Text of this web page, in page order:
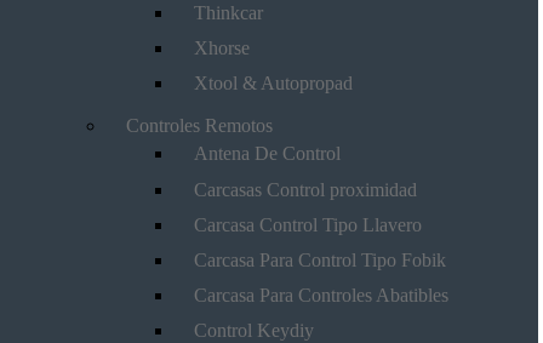
Thinkcar
Xhorse
Xtool & Autopropad
Controles Remotos
Antena De Control
Carcasas Control proximidad
Carcasa Control Tipo Llavero
Carcasa Para Control Tipo Fobik
Carcasa Para Controles Abatibles
Control Keydiy